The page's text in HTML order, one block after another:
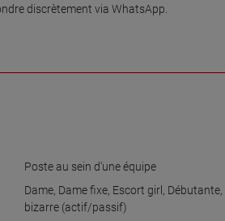
discrètement via WhatsApp.
Poste au sein d'une équipe
Dame, Dame fixe, Escort girl , Débutante,
bizarre (actif/passif)